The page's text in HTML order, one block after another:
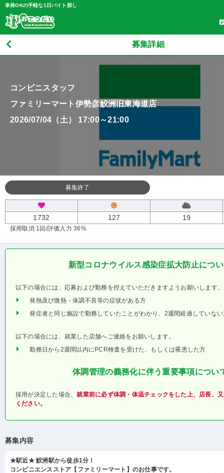
単発OKの手軽な1日バイト探し
募集詳細
コンビニスタッフ
ファミリーマート伊勢彦鮫洲旧東海道店
2026/07/04（土） 17:00～21:00
募集終了
1732 127 19
採用取消 1回 /評価入力 36%
新型コロナウイルス感染症拡大防止につ
以下の場合には、応募および勤務を控えていただきますようお願いします。
発熱及び微熱・体調不良等の症状がある方
発症者と同じ施設で勤務していたことがわかり、2週間経過していな
以下の場合には、就業した店舗へご連絡をお願いします。
勤務日から2週間以内にPCR検査を受けた、もしくは罹患した方
体調管理の義務化に伴う重要事項につい
採用が決定した場合、就業前に必ず体調・体温チェックをした上、店長、
ください。
募集内容
★駅近★ 鮫洲駅から徒歩1分！
コンビニエンスストア【ファミリーマート】のお仕事です。